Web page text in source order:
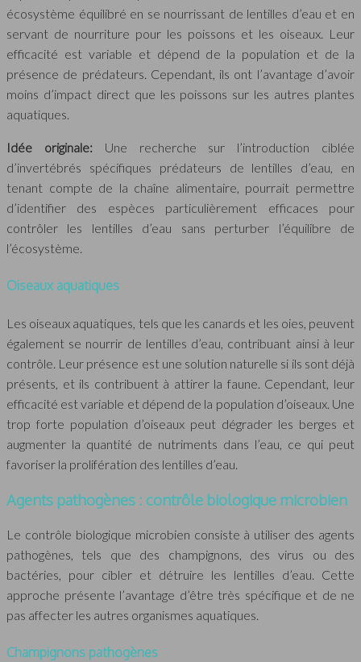
écosystème équilibré en se nourrissant de lentilles d’eau et en
servant de nourriture pour les poissons et les oiseaux. Leur
efficacité est variable et dépend de la population et de la
présence de prédateurs. Cependant, ils ont l’avantage d’avoir
moins d’impact direct que les poissons sur les autres plantes
aquatiques.
Idée originale: Une recherche sur l’introduction ciblée
d’invertébrés spécifiques prédateurs de lentilles d’eau, en
tenant compte de la chaîne alimentaire, pourrait permettre
d’identifier des espèces particulièrement efficaces pour
contrôler les lentilles d’eau sans perturber l’équilibre de
l’écosystème.
Oiseaux aquatiques
Les oiseaux aquatiques, tels que les canards et les oies, peuvent
également se nourrir de lentilles d’eau, contribuant ainsi à leur
contrôle. Leur présence est une solution naturelle si ils sont déjà
présents, et ils contribuent à attirer la faune. Cependant, leur
efficacité est variable et dépend de la population d’oiseaux. Une
trop forte population d’oiseaux peut dégrader les berges et
augmenter la quantité de nutriments dans l’eau, ce qui peut
favoriser la prolifération des lentilles d’eau.
Agents pathogènes : contrôle biologique microbien
Le contrôle biologique microbien consiste à utiliser des agents
pathogènes, tels que des champignons, des virus ou des
bactéries, pour cibler et détruire les lentilles d’eau. Cette
approche présente l’avantage d’être très spécifique et de ne
pas affecter les autres organismes aquatiques.
Champignons pathogènes